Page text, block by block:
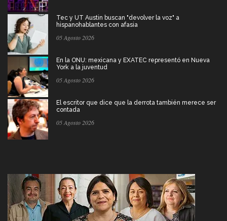
Tec y UT Austin buscan "devolver la voz" a
hispanohablantes con afasia
05 Agosto 2026
En la ONU: mexicana y EXATEC representó en Nueva
York a la juventud
05 Agosto 2026
El escritor que dice que la derrota también merece ser
contada
05 Agosto 2026